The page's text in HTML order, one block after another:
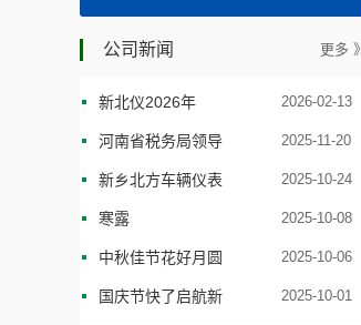
公司新闻 更多 》
新北仪2026年 2026-02-13
河南省税务局领导 2025-11-20
新乡北方车辆仪表 2025-10-24
寒露 2025-10-08
中秋佳节花好月圆 2025-10-06
国庆节快了启航新 2025-10-01